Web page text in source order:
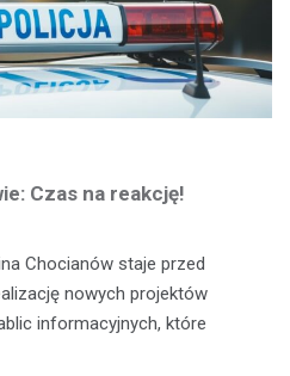
Czas na reakcję!
Chocianów staje przed
nowych projektów
informacyjnych, które